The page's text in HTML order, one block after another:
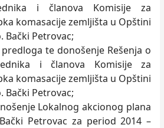
i članova Komisije za
komasacije zemljišta u Opštini
Bački Petrovac;
te donošenje Rešenja o
i članova Komisije za
komasacije zemljišta u Opštini
Bački Petrovac;
Lokalnog akcionog plana
Petrovac za period 2014 –